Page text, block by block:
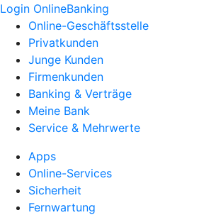
Login OnlineBanking
Online-Geschäftsstelle
Privatkunden
Junge Kunden
Firmenkunden
Banking & Verträge
Meine Bank
Service & Mehrwerte
Apps
Online-Services
Sicherheit
Fernwartung